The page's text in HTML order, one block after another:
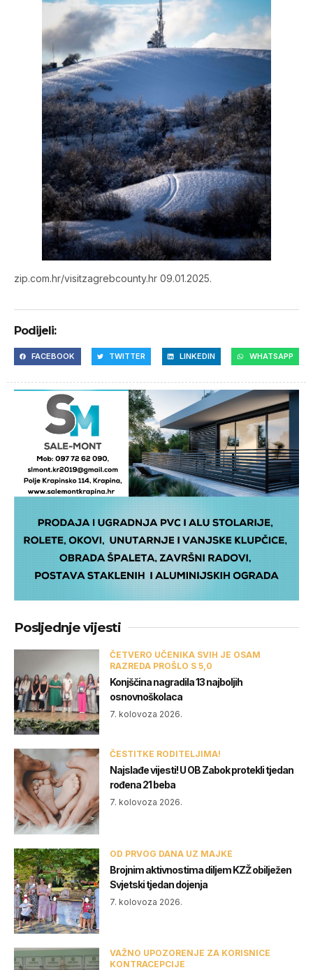
zip.com.hr/visitzagrebcounty.hr 09.01.2025.
Podijeli:
FACEBOOK TWITTER LINKEDIN WHATSAPP
Posljednje vijesti
ČETVERO UČENIKA SVIH JE OSAM
RAZREDA PROŠLO S 5,0
Konjščina nagradila 13 najboljih
osnovnoškolaca
7. kolovoza 2026.
ČESTITKE RODITELJIMA!
Najslađe vijesti! U OB Zabok protekli tjedan
rođena 21 beba
7. kolovoza 2026.
OD PRVOG DANA UZ MAJKE
Brojnim aktivnostima diljem KZŽ obilježen
Svjetski tjedan dojenja
7. kolovoza 2026.
VAŽNO UPOZORENJE ZA KORISNICE
KONTRACEPCIJE